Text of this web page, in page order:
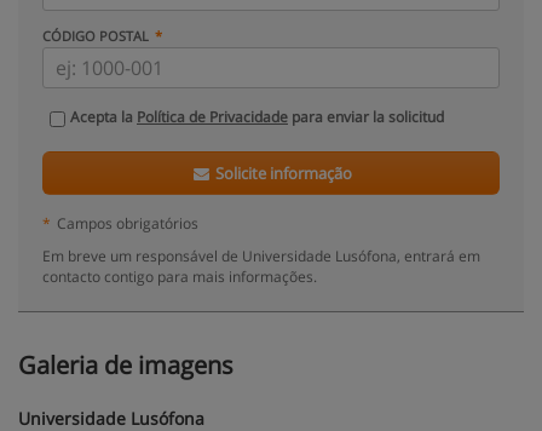
CÓDIGO POSTAL
Acepta la Política de Privacidade para enviar la solicitud
Solicite informação
* Campos obrigatórios
Em breve um responsável de Universidade Lusófona, entrará em
contacto contigo para mais informações.
Galeria de imagens
Universidade Lusófona